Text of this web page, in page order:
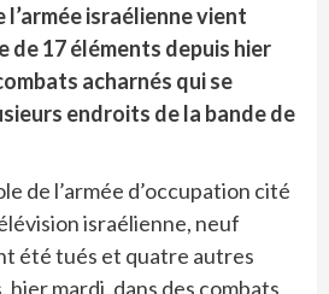
l’armée israélienne vient
de 17 éléments depuis hier
acharnés qui se
endroits de la bande de
de l’armée d’occupation cité
israélienne, neuf
été tués et quatre autres
hier mardi, dans des combats